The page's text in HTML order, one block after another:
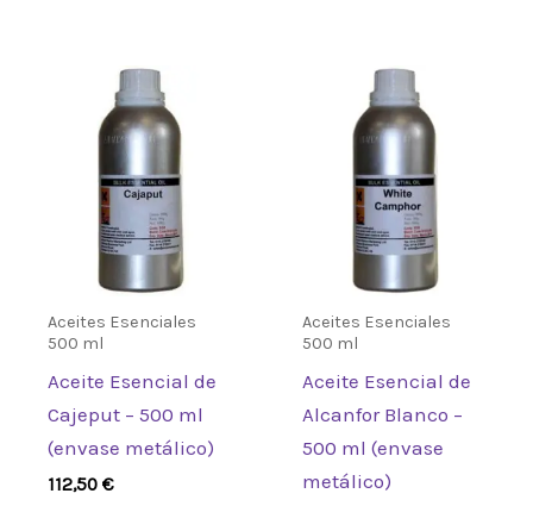
Aceites Esenciales
500 ml
Aceite Esencial de
Cajeput – 500 ml
(envase metálico)
112,50€
Aceites Esenciales
500 ml
Aceite Esencial de
Alcanfor Blanco –
500 ml (envase
metálico)